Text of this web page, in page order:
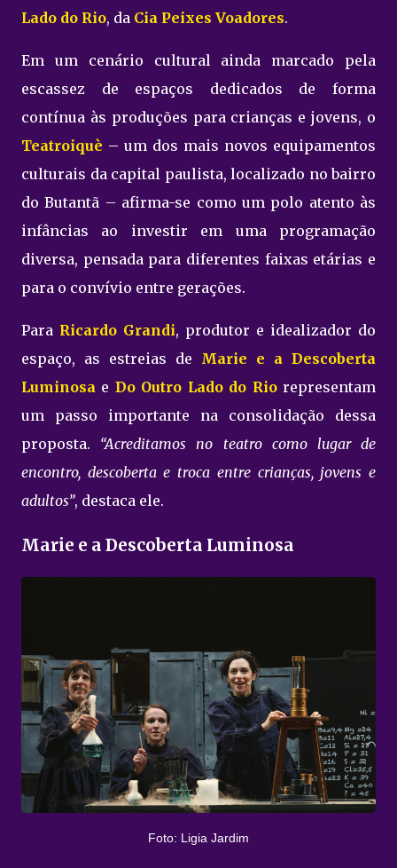
Lado do Rio, da Cia Peixes Voadores.
Em um cenário cultural ainda marcado pela
escassez de espaços dedicados de forma
contínua às produções para crianças e jovens, o
Teatroiquè – um dos mais novos equipamentos
culturais da capital paulista, localizado no bairro
do Butantã – afirma-se como um polo atento às
infâncias ao investir em uma programação
diversa, pensada para diferentes faixas etárias e
para o convívio entre gerações.
Para Ricardo Grandi, produtor e idealizador do
espaço, as estreias de Marie e a Descoberta
Luminosa e Do Outro Lado do Riorepresentam
um passo importante na consolidação dessa
proposta. “Acreditamos no teatro como lugar de
encontro, descoberta e troca entre crianças, jovens e
adultos”, destaca ele.
Marie e a Descoberta Luminosa
Foto: Ligia Jardim